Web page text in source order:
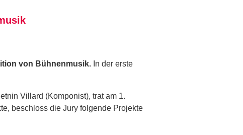
von Bühnenmusik.In der erste
Villard (Komponist), trat am 1.
beschloss die Jury folgende Projekte